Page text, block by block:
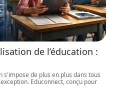
de l’éducation :
de plus en plus dans tous
Educonnect, conçu pour